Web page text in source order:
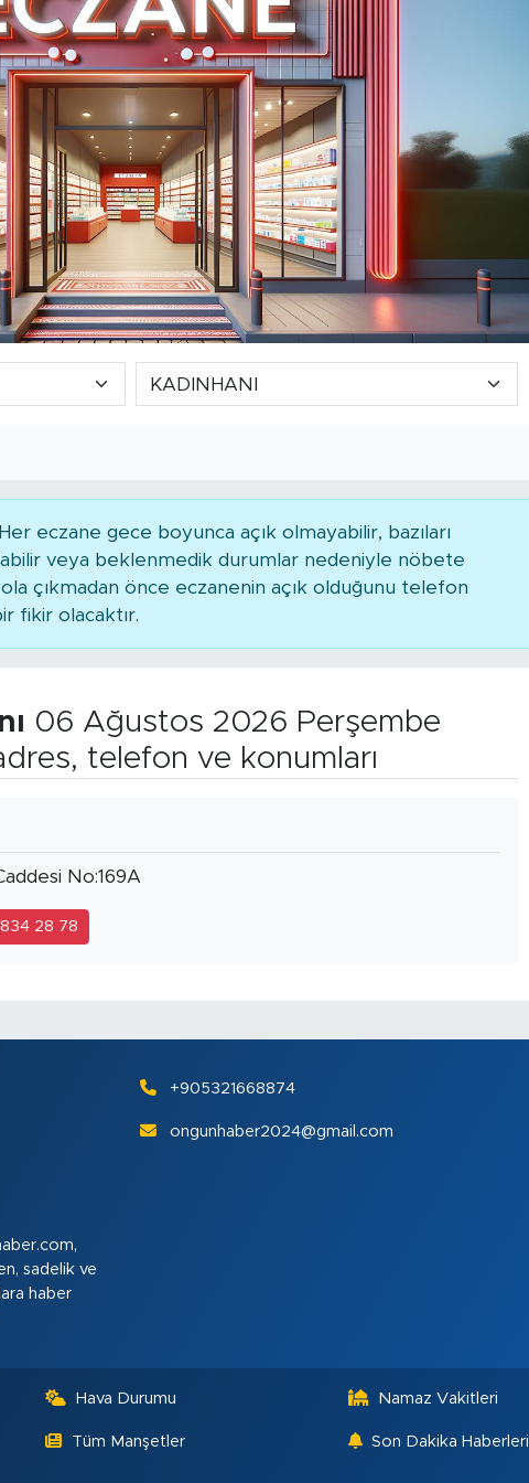
Her eczane gece boyunca açık olmayabilir, bazıları
veya beklenmedik durumlar nedeniyle nöbete
çıkmadan önce eczanenin açık olduğunu telefon
fikir olacaktır.
06 Ağustos 2026 Perşembe
telefon ve konumları
No:169A
28 78
sadelik ve
haber
+905321668874
ongunhaber2024@gmail.com
Hava Durumu Namaz Vakitleri
Tüm Manşetler Son Dakika Haberleri